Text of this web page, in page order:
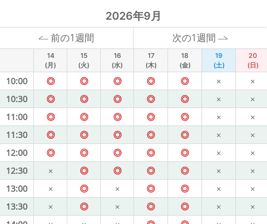
2026年9月
前の1週間 次の1週間
14
(月)
15
(火)
16
(水)
17
(木)
18
(金)
19
(土)
20
(日)
10:00 ◎ ◎ ◎ ◎ ◎ ×
×
10:30
◎ ◎ ◎ ◎ ◎ ×
×
11:00
◎ ◎ ◎ ◎ ◎ ×
×
11:30
◎ ◎ ◎ ◎ ◎ ×
×
12:00
◎ ◎ ◎ ◎ ◎ ×
×
12:30
× ◎ ◎ ◎ ◎ ×
×
13:00
× ◎ × ◎ ◎ ×
×
13:30
× ◎ × ◎ ◎ ×
×